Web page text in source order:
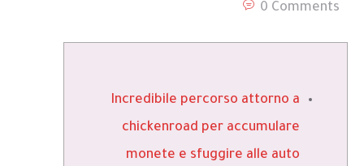
0 Comments
Incredibile percorso attorno a
chickenroad per accumulare
monete e sfuggire alle auto